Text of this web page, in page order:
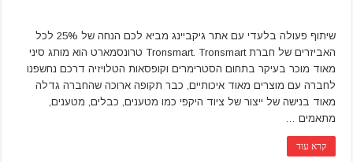
שיתוף פעולה בלעדי עם אתר גיקביינג מביא לכם הנחה של 25% לכל
האביזרים של חברת Tronsmart. Tronsmart טרונסמארט הוא מותג סיני
מאוד מוכר בעיקר בתחום הסטרימרים וקופסאות הטלויזיה דרכם נחשפנו
לחברה עם מוצרים מאוד איכותיים, כבר תקופה ארוכה שהחברה גדלה
מאוד בנישה של ייצור של ציוד היקפי כמו מטענים, כבלים, מטענים,
מתאמים …
קרא עוד